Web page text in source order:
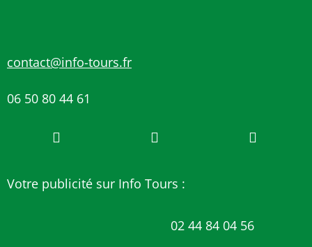
contact@info-tours.fr
06 50 80 44 61
Votre publicité sur Info Tours :
02 44 84 04 56